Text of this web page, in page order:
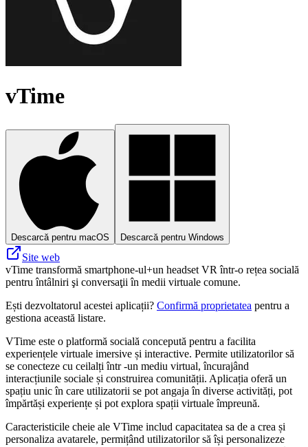
vTime
Descarcă pentru macOS Descarcă pentru Windows
Site web
vTime transformă smartphone-ul+un headset VR într-o rețea socială
pentru întâlniri şi conversaţii în medii virtuale comune.
Ești dezvoltatorul acestei aplicații? Confirmă proprietatea pentru a
gestiona această listare.
VTime este o platformă socială concepută pentru a facilita
experiențele virtuale imersive și interactive. Permite utilizatorilor să
se conecteze cu ceilalți într -un mediu virtual, încurajând
interacțiunile sociale și construirea comunității. Aplicația oferă un
spațiu unic în care utilizatorii se pot angaja în diverse activități, pot
împărtăși experiențe și pot explora spații virtuale împreună.
Caracteristicile cheie ale VTime includ capacitatea sa de a crea și
personaliza avatarele, permițând utilizatorilor să își personalizeze